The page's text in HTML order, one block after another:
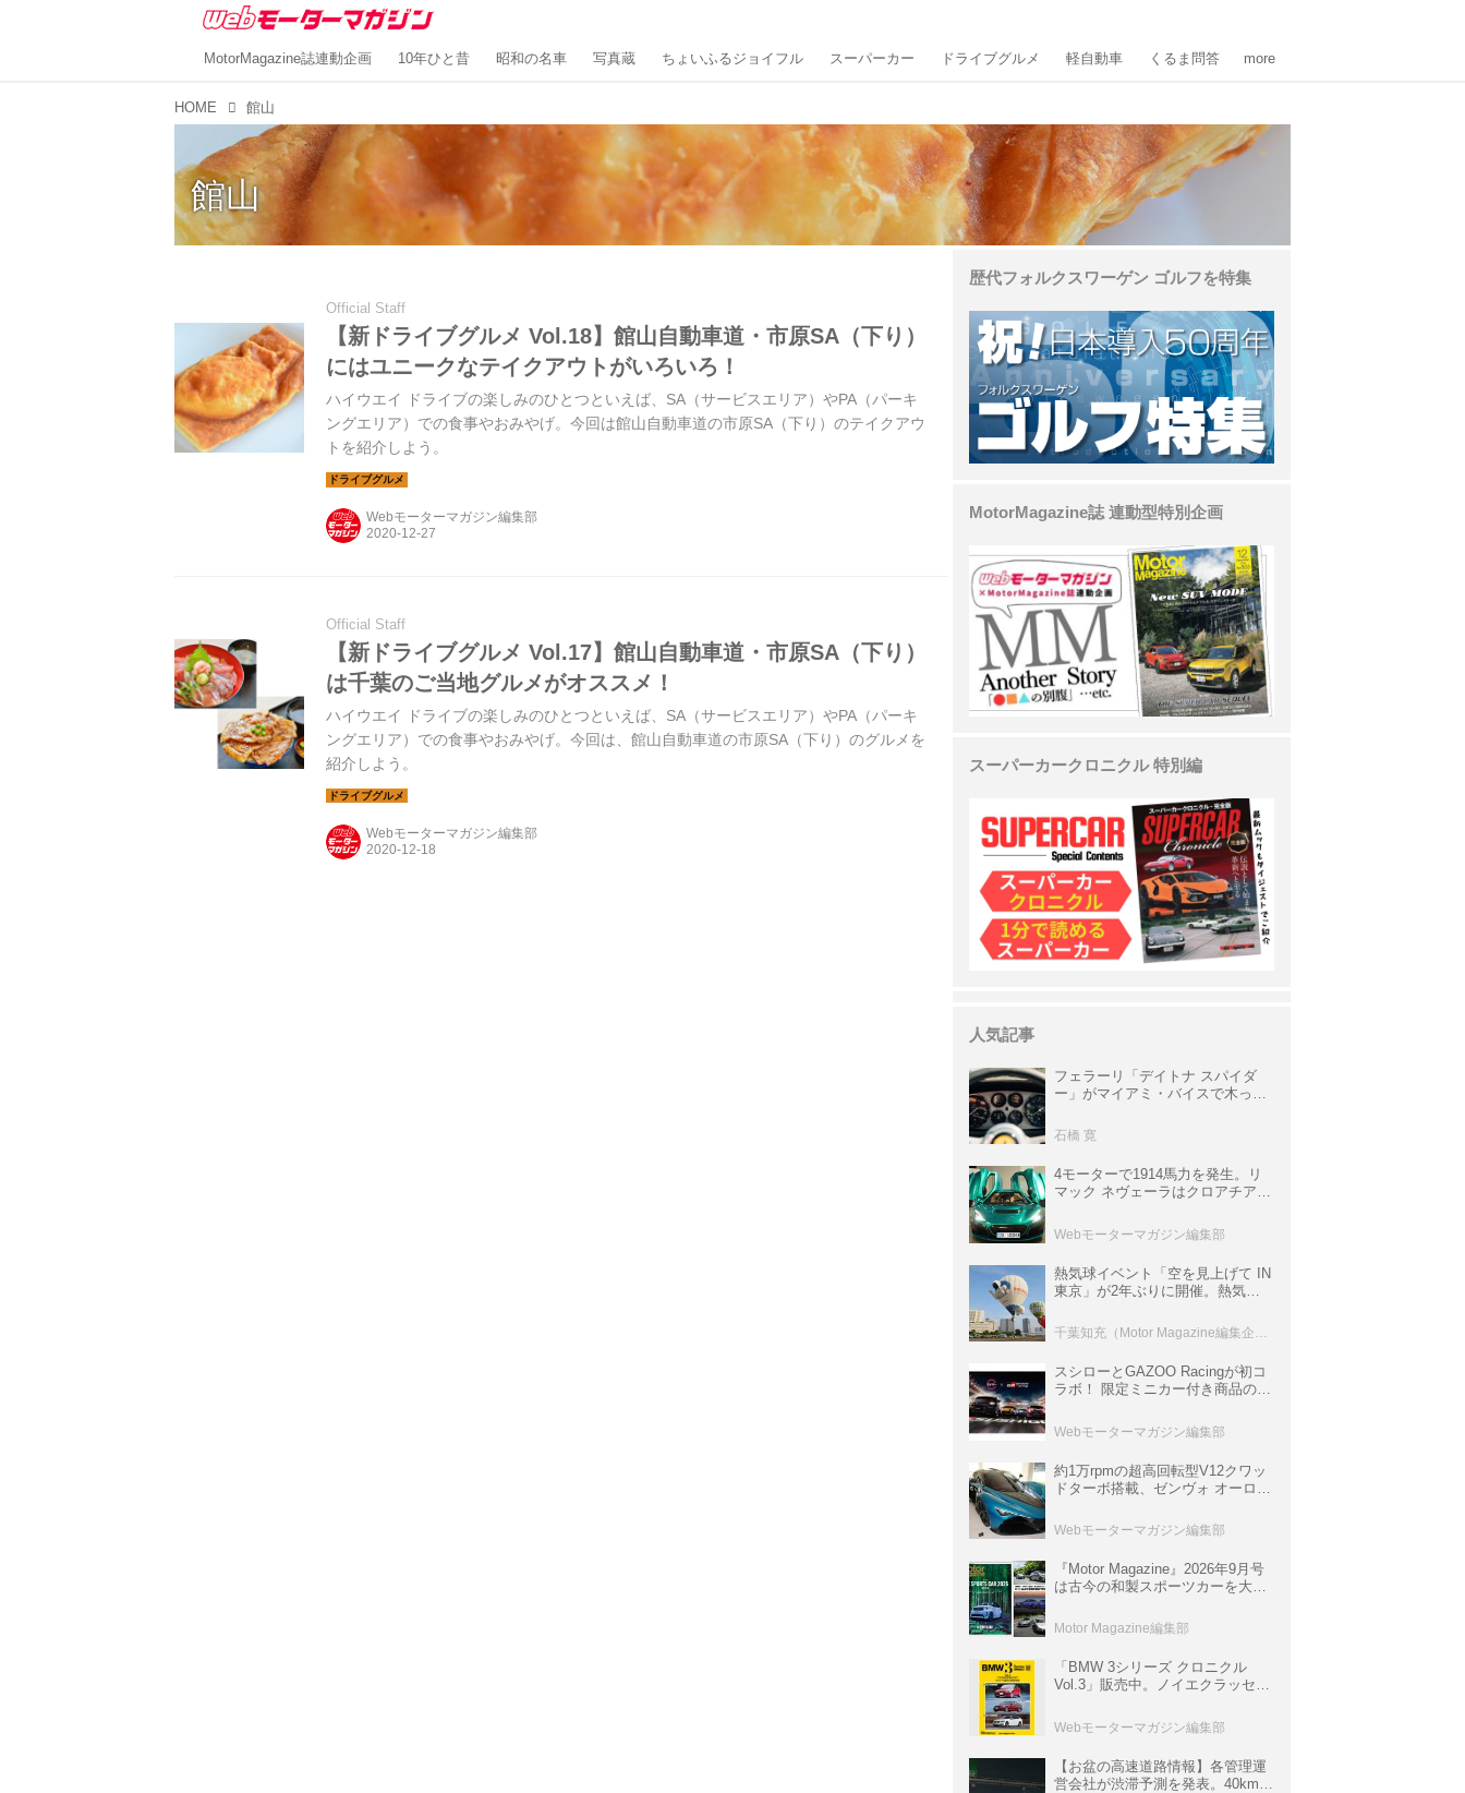
MotorMagazine誌連動企画 10年ひと昔 昭和の名車 写真蔵 ちょいふるジョイフル スーパーカー ドライブグルメ 軽自動車 くるま問答 more
HOME 館山
館山
Official Staff
【新ドライブグルメ Vol.18】館山自動車道・市原SA（下り）
にはユニークなテイクアウトがいろいろ！
ハイウエイ ドライブの楽しみのひとつといえば、SA（サービスエリア）やPA（パーキ
ングエリア）での食事やおみやげ。今回は館山自動車道の市原SA（下り）のテイクアウ
トを紹介しよう。
Webモーターマガジン編集部
Official Staff
【新ドライブグルメ Vol.17】館山自動車道・市原SA（下り）
は千葉のご当地グルメがオススメ！
ハイウエイ ドライブの楽しみのひとつといえば、SA（サービスエリア）やPA（パーキ
ングエリア）での食事やおみやげ。今回は、館山自動車道の市原SA（下り）のグルメを
紹介しよう。
Webモーターマガジン編集部
歴代フォルクスワーゲン ゴルフを特集
MotorMagazine誌 連動型特別企画
スーパーカークロニクル 特別編
人気記事
フェラーリ「デイトナ スパイダ
ー」がマイアミ・バイスで木っ端
サ」に化けた理由
石橋 寛
4モーターで1914馬力を発生。リ
マック ネヴェーラはクロアチア発
ロニクル・完全版／115】
Webモーターマガジン編集部
熱気球イベント「空を見上げて IN
東京」が2年ぶりに開催。熱気球
室などのコンテンツも
千葉知充（Motor Magazine編集企画室）
スシローとGAZOO Racingが初コ
ラボ！ 限定ミニカー付き商品の
ト体験があたる抽選企画などを展
開
Webモーターマガジン編集部
約1万rpmの超高回転型V12クワッ
ドターボ搭載、ゼンヴォ オーロラ
イパーカー【スーパーカークロニ
クル・完全版／116】
Webモーターマガジン編集部
『Motor Magazine』2026年9月号
は古今の和製スポーツカーを大特
情報も満載
Motor Magazine編集部
「BMW 3シリーズ クロニクル
Vol.3」販売中。ノイエクラッセか
ムック
Webモーターマガジン編集部
【お盆の高速道路情報】各管理運
営会社が渋滞予測を発表。40km以